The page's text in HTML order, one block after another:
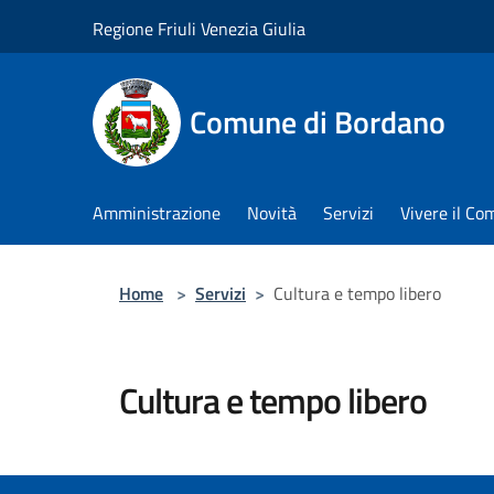
Regione Friuli Venezia Giulia
Comune di Bordano
Amministrazione Novità Servizi Vivere il
Home > Servizi > Cultura e tempo libero
Cultura e tempo libero